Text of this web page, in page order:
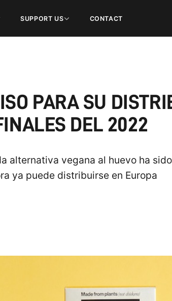
SUPPORT US CONTACT
PARA SU
DEL 2022
alternativa vegana al huevo ha
ya puede distribuirse en Europa